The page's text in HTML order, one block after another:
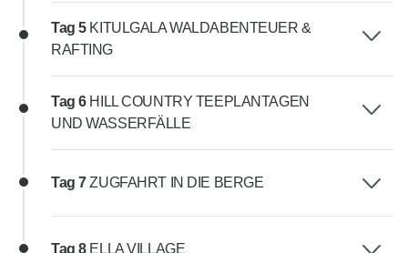
Tag 5 KITULGALA WALDABENTEUER &
RAFTING
Tag 6 HILL COUNTRY TEEPLANTAGEN
UND WASSERFÄLLE
Tag 7ZUGFAHRT IN DIE BERGE
Tag 8 ELLA VILLAGE